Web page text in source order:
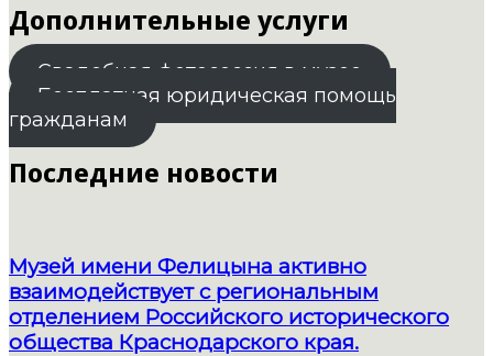
Дополнительные услуги
Свадебная фотосессия в музее
Бесплатная юридическая помощь
гражданам
Последние новости
Музей имени Фелицына активно
взаимодействует с региональным
отделением Российского исторического
общества Краснодарского края.